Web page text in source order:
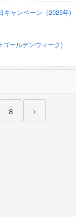
キャンペーン（2025年)
ゴールデンウィーク)
8